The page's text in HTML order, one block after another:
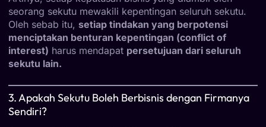
seorang sekutu mewakili kepentingan seluruh sekutu.
Oleh sebab itu, setiap tindakan yang berpotensi
menciptakan benturan kepentingan (conflict of
interest) harus mendapat persetujuan dari seluruh
sekutu lain.
3. Apakah Sekutu Boleh Berbisnis dengan Firmanya
Sendiri?